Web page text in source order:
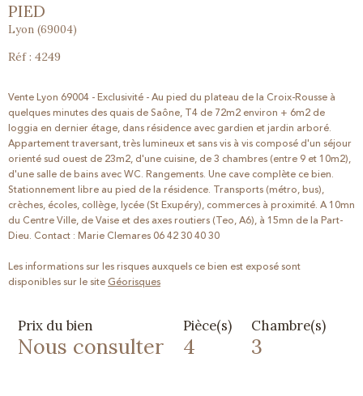
PIED
Lyon (69004)
Réf : 4249
Vente Lyon 69004 - Exclusivité - Au pied du plateau de la Croix-Rousse à
quelques minutes des quais de Saône, T4 de 72m2 environ + 6m2 de
loggia en dernier étage, dans résidence avec gardien et jardin arboré.
Appartement traversant, très lumineux et sans vis à vis composé d'un séjour
orienté sud ouest de 23m2, d'une cuisine, de 3 chambres (entre 9 et 10m2),
d'une salle de bains avec WC. Rangements. Une cave complète ce bien.
Stationnement libre au pied de la résidence. Transports (métro, bus),
crèches, écoles, collège, lycée (St Exupéry), commerces à proximité. A 10mn
du Centre Ville, de Vaise et des axes routiers (Teo, A6), à 15mn de la Part-
Dieu. Contact : Marie Clemares 06 42 30 40 30
Les informations sur les risques auxquels ce bien est exposé sont
disponibles sur le siteGéorisques
Prix du bien
Nous consulter
Pièce(s)
4
Chambre(s)
3